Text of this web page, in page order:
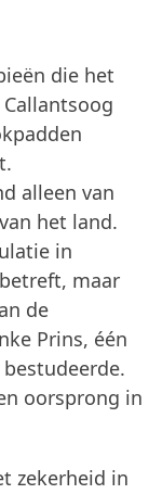
die het
alleen van
het land.
in
maar
de
Prins, één
oorsprong in
zekerheid in